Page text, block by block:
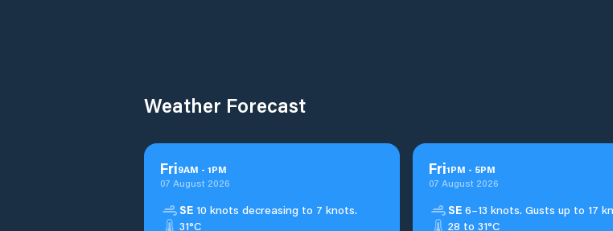
Weather Forecast
Fri9AM - 1PM
07 August 2026
SE 10 knots decreasing to 7 knots.
31°C
Fri1PM - 5PM
07 August 2026
SE 6–13 knots. Gusts up to 17
28 to 31°C